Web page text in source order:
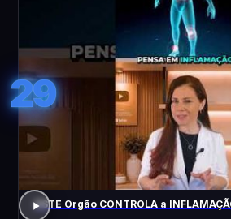
29
ESTE Orgão CONTROLA a